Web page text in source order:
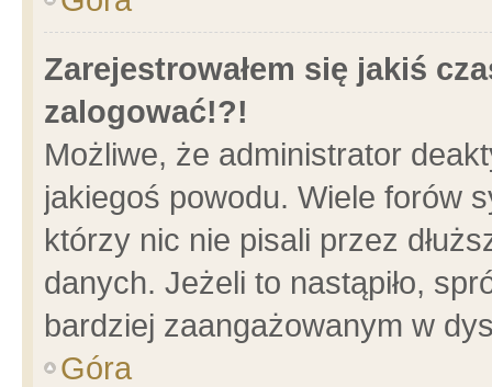
Zarejestrowałem się jakiś
zalogować!?!
Możliwe, że administrator
jakiegoś powodu. Wiele forów
którzy nic nie pisali przez
danych. Jeżeli to nastąpiło,
bardziej zaangażowanym w
Góra